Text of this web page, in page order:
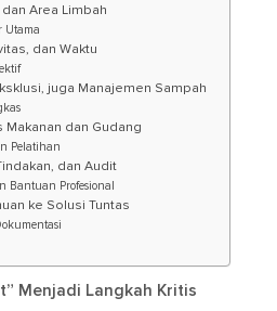
Area Limbah
Utama
dan Waktu
juga Manajemen Sampah
Makanan dan Gudang
Pelatihan
dan Audit
Bantuan Profesional
ke Solusi Tuntas
Menjadi Langkah Kritis